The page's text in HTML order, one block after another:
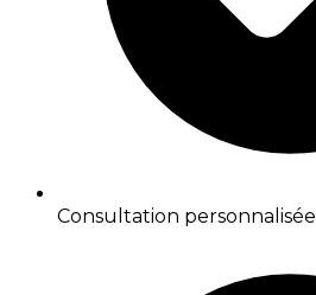
Consultation personnalisée